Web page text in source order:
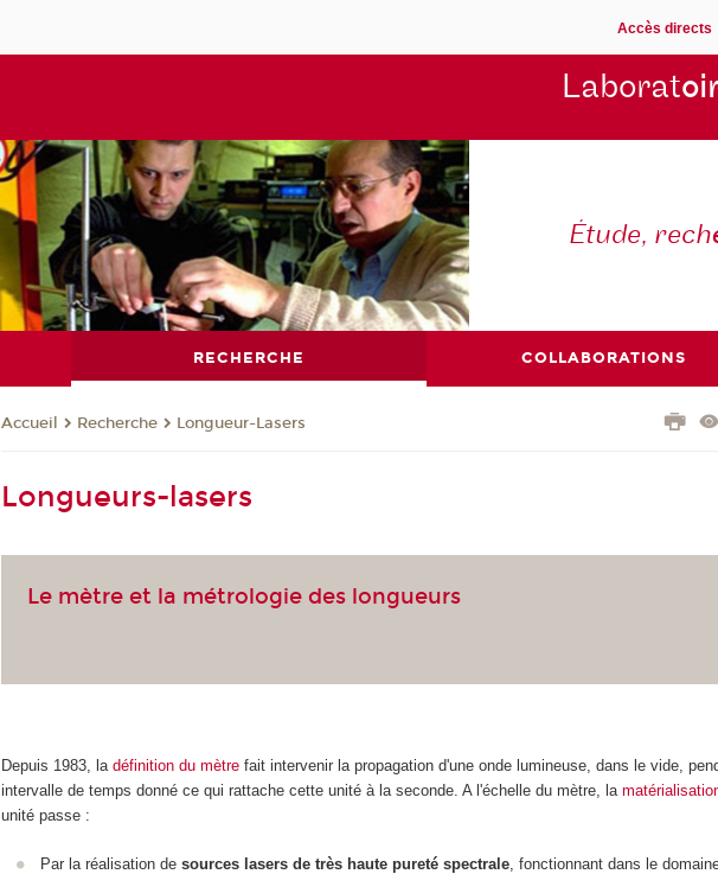
Accès directs
Laborat
Étude, rech
RECHERCHE COLLABORATIONS
Accueil Recherche Longueur-Lasers
Longueurs-lasers
Le mètre et la métrologie des longueurs
Depuis 1983, ladéfinition du mètre fait intervenir la propagation d'une onde lumineuse, dans le vide,
intervalle de temps donné ce qui rattache cette unité à la seconde. A l'échelle du mètre, la
unité passe :
Par la réalisation de sources lasers de très haute pureté spectrale, fonctionnant dans le